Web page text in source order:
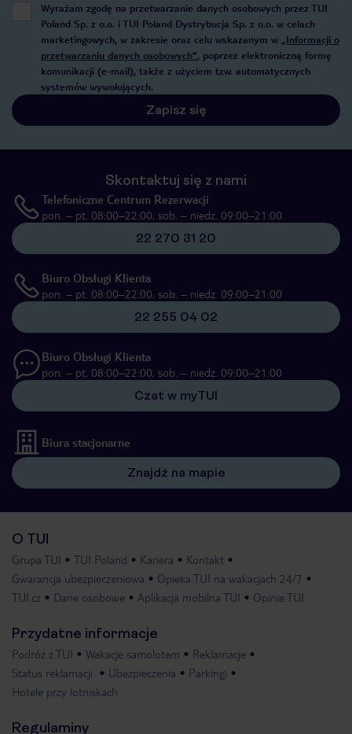
Wyrażam zgodę na przetwarzanie danych osobowych przez TUI
Poland Sp. z o.o. i TUI Poland Dystrybucja Sp. z o.o. w celach
marketingowych, w zakresie oraz celu wskazanym w „Informacji o
przetwarzaniu danych osobowych”, poprzez elektroniczną formę
komunikacji (e-mail), także z użyciem tzw. automatycznych
systemów wywołujących.
Zapisz się
Skontaktuj się z nami
Telefoniczne Centrum Rezerwacji
pon. – pt. 08:00–22:00, sob. – niedz. 09:00–21:00
22 270 31 20
Biuro Obsługi Klienta
pon. – pt. 08:00–22:00, sob. – niedz. 09:00–21:00
22 255 04 02
Biuro Obsługi Klienta
pon. – pt. 08:00–22:00, sob. – niedz. 09:00–21:00
Czat w myTUI
Biura stacjonarne
Znajdź na mapie
O TUI
Grupa TUI TUI Poland Kariera
Kontakt
Gwarancja ubezpieczeniowa
Opieka TUI na wakacjach 24/7
TUI.cz
Dane osobowe Aplikacja mobilna TUI Opinie TUI
Przydatne informacje
Podróż z TUI Wakacje samolotem
Reklamacje
Status reklamacji
Ubezpieczenia
Parkingi
Hotele przy lotniskach
Regulaminy